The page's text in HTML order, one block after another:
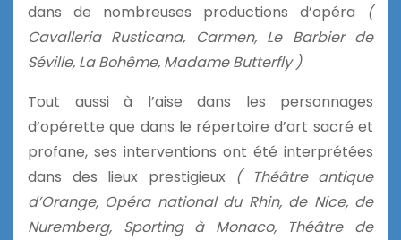
dans de nombreuses productions d’opéra (
Cavalleria Rusticana, Carmen, Le Barbier de
Séville, La Bohême, Madame Butterfly ).
Tout aussi à l’aise dans les personnages
d’opérette que dans le répertoire d’art sacré et
profane, ses interventions ont été interprétées
dans des lieux prestigieux ( Théâtre antique
d’Orange, Opéra national du Rhin, de Nice, de
Nuremberg, Sporting à Monaco, Théâtre de